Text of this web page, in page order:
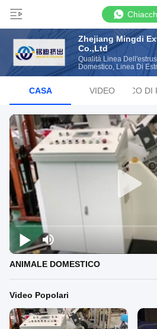
Zhejiang Mingdi
Co.,Ltd
Qualità Linea
Domestico, Linea Di
Produttore Cinese
CASA VIDEOELENCO DI
ANIMALE DOMESTICO
Video Popolari